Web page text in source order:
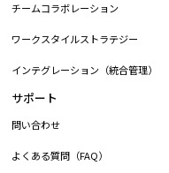
チームコラボレーション
ワークスタイルストラテジー
インテグレーション（統合管理）
サポート
問い合わせ
よくある質問（FAQ）